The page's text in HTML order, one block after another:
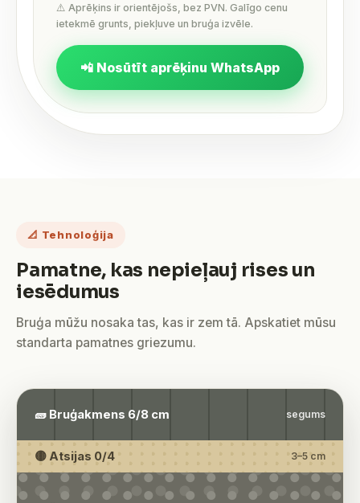
⚠️ Aprēķins ir orientējošs, bez PVN. Galīgo cenu
ietekmē grunts, piekļuve un bruģa izvēle.
📲 Nosūtīt aprēķinu WhatsApp
📐 Tehnoloģija
Pamatne, kas nepieļauj rises un
iesēdumus
Bruģa mūžu nosaka tas, kas ir zem tā. Apskatiet mūsu
standarta pamatnes griezumu.
🧱 Bruģakmens 6/8 cm segums
🟡 Atsijas 0/4 3–5 cm